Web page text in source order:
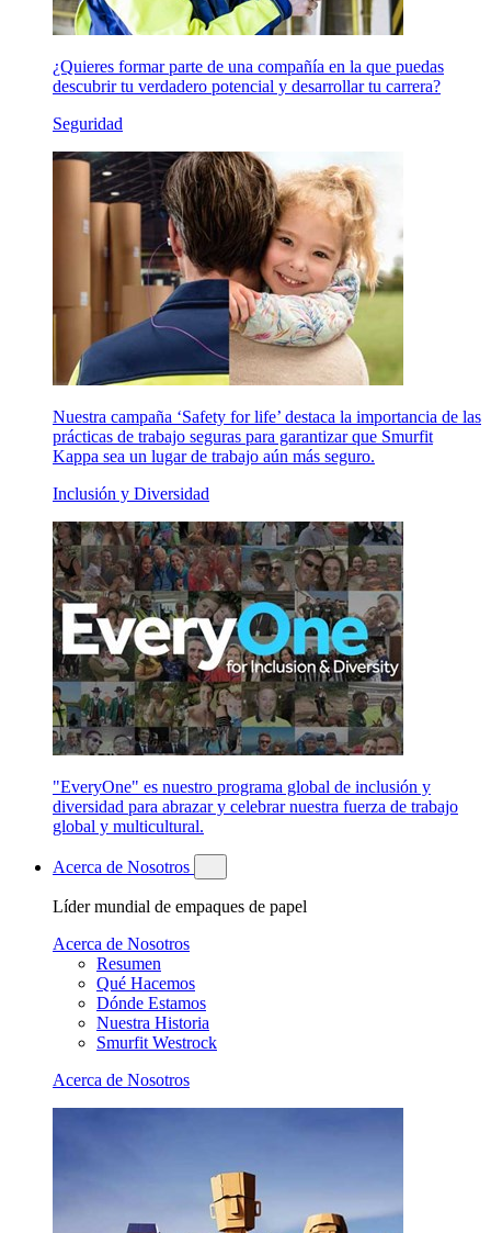
¿Quieres formar parte de una compañía en la que puedas
descubrir tu verdadero potencial y desarrollar tu carrera?
Seguridad
Nuestra campaña ‘Safety for life’ destaca la importancia de las
prácticas de trabajo seguras para garantizar que Smurfit
Kappa sea un lugar de trabajo aún más seguro.
Inclusión y Diversidad
"EveryOne" es nuestro programa global de inclusión y
diversidad para abrazar y celebrar nuestra fuerza de trabajo
global y multicultural.
Acerca de Nosotros
Líder mundial de empaques de papel
Acerca de Nosotros
Resumen
Qué Hacemos
Dónde Estamos
Nuestra Historia
Smurfit Westrock
Acerca de Nosotros